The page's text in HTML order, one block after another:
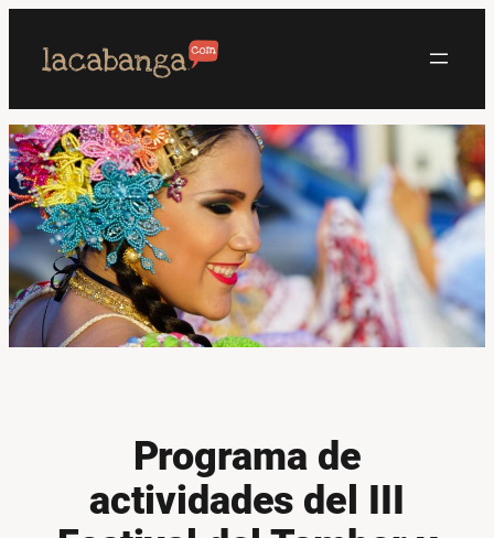
Programa de
actividades del III